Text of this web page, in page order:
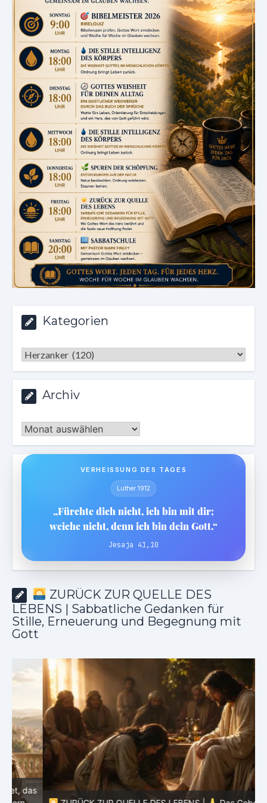
Kategorien
Kategorien
Archiv
Archiv
VERHEISSUNG DES TAGES
Luther 1912
„Fürchte dich nicht, ich bin mit dir;
weiche nicht, denn ich bin dein Gott.“
Jesaja 41,10
ZURÜCK ZUR QUELLE DES
LEBENS | Sabbatliche Gedanken für
Stille, Erneuerung und Begegnung mit
Gott